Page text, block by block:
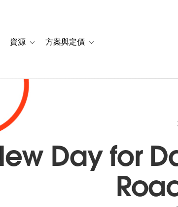
for 客戶故事
sub-navigation for 解決方案
資源 Toggle sub-navigation for 資源
方案與定價 Toggle sub-navigation for 方案
Day for